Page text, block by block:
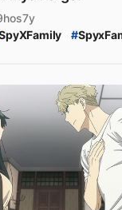
#SPYxFAMILY_หยุดพัก
ยน #สปอยล์
#
สปาย_x_แฟมิลี่_120
ที่ไหน
#
# manga
สปาย_×_แฟมิลี #สปาย
ยลับ #มังงะ #มังกะ #
SPY_x_Family_121
#SPY_x_Family_ตอ